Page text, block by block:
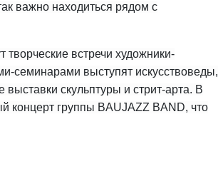
важно находиться рядом с
встречи художники-
семинарами выступят искусствоведы,
скульптуры и стрит-арта. В
концерт группы BAUJAZZ BAND, что